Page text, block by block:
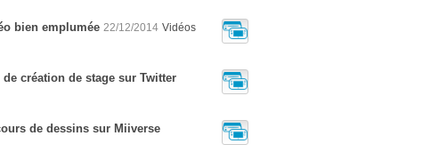
bien emplumée 22/12/2014 Vidéos
création de stage sur Twitter
de dessins sur Miiverse